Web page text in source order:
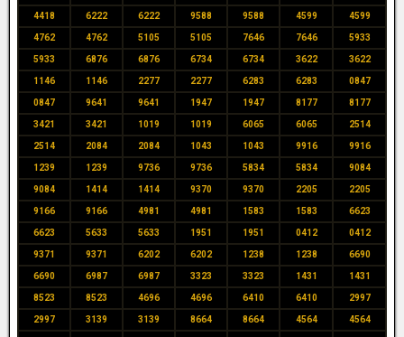
4418 6222 6222 9588 9588 4599 4599
4762 4762 5105 5105 7646 7646 5933
5933 6876 6876 6734 6734 3622 3622
1146 1146 2277 2277 6283 6283 0847
0847 9641 9641 1947 1947 8177 8177
3421 3421 1019 1019 6065 6065 2514
2514 2084 2084 1043 1043 9916 9916
1239 1239 9736 9736 5834 5834 9084
9084 1414 1414 9370 9370 2205 2205
9166 9166 4981 4981 1583 1583 6623
6623 5633 5633 1951 1951 0412 0412
9371 9371 6202 6202 1238 1238 6690
6690 6987 6987 3323 3323 1431 1431
8523 8523 4696 4696 6410 6410 2997
2997 3139 3139 8664 8664 4564 4564